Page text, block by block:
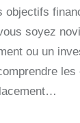
objectifs
soyez
ou un
les